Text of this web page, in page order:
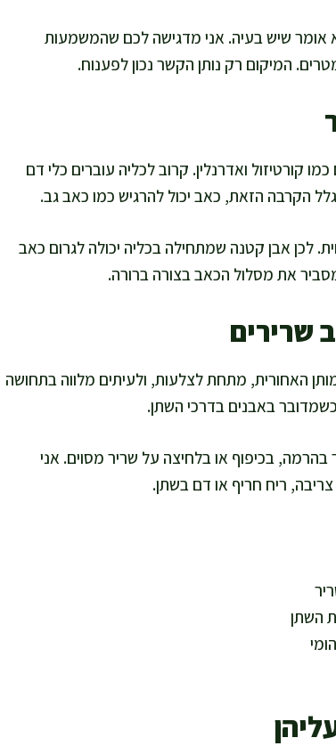
אומר שיש בעיה. אני מדגישה לכם שהמשמעות
המיקום רק נותן הקשר נכון לפענוח.
קורטיזול ואדרנלין. קרוב לכליה עוברים כלי דם
הקרבה הזאת, כאב יכול להרגיש כמו כאב גב.
לכן אבן קטנה שמתחילה בכליה יכולה לגרום כאב
את מסלול הכאב בצורה ברורה.
שרירים
האחורית, מתחת לצלעות, ולעיתים מלווה בתחושה
באבנים בדרכי השתן.
בכיפוף או בלחיצה על שריר מסוים. אני
ריח חריף או דם בשתן.
השתן